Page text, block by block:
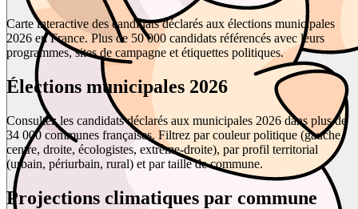
Carte interactive des candidats déclarés aux élections municipales
2026 en France. Plus de 50 000 candidats référencés avec leurs
programmes, sites de campagne et étiquettes politiques.
Élections municipales 2026
Consultez les candidats déclarés aux municipales 2026 dans plus de
34 000 communes françaises. Filtrez par couleur politique (gauche,
centre, droite, écologistes, extrême-droite), par profil territorial
(urbain, périurbain, rural) et par taille de commune.
Projections climatiques par commune